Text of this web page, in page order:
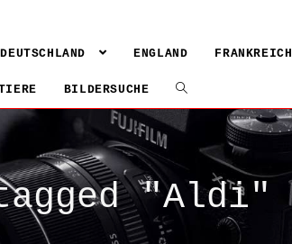
DEUTSCHLAND ENGLAND FRANKREICH
BILDERSUCHE
"Aldi"